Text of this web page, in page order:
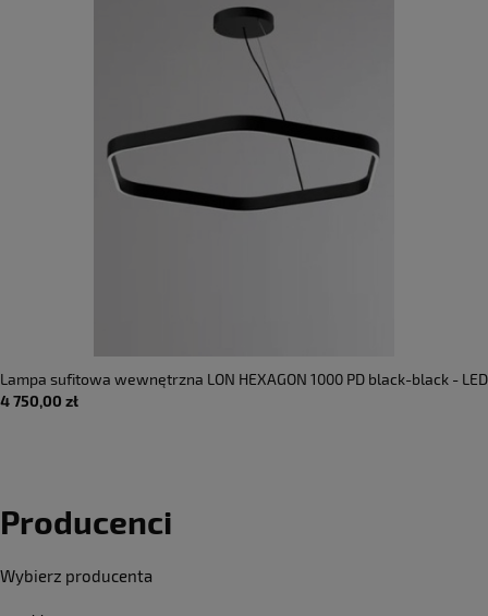
Lampa sufitowa wewnętrzna LON HEXAGON 1000 PD black-black - LED
33W 3000K 2010lm IP20 - MOLTO LUCE
4 750,00 zł
Producenci
Wybierz producenta